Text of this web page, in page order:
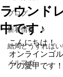
ブログ
新着情報
結局どうすればい
メルマガ
ラウンド
中です♪
こんにちは！
オンラインゴ
アの愛甲です！